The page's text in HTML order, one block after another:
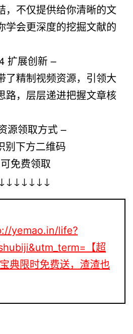
，不仅提供给你清晰的文
学会更深度的挖掘文献的
扩展创新 –
了精制视频资源，引领大
路，层层递进把握文章核
源领取方式 –
别下方二维码
免费领取
yemao.in/life?
【超
典限时免费送，渣渣也